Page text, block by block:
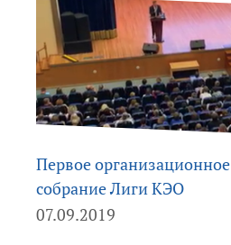
Первое организационное
собрание Лиги КЭО
07.09.2019